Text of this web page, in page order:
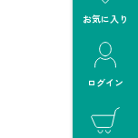
お気に入り
ログイン